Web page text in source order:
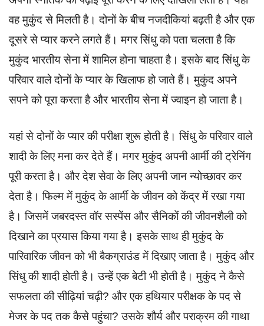
वह मुकुंद से मिलती है। दोनों के बीच नजदीकियां बढ़ती है और एक
दूसरे से प्यार करने लगते हैं। मगर सिंधु को पता चलता है कि
मुकुंद भारतीय सेना में शामिल होना चाहता है। इसके बाद सिंधु के
परिवार वाले दोनों के प्यार के खिलाफ हो जाते हैं। मुकुंद अपने
सपने को पूरा करता है और भारतीय सेना में ज्वाइन हो जाता है।
यहां से दोनों के प्यार की परीक्षा शुरू होती है। सिंधु के परिवार वाले
शादी के लिए मना कर देते हैं। मगर मुकुंद अपनी आर्मी की ट्रेनिंग
पूरी करता है। और देश सेवा के लिए अपनी जान न्योच्छावर कर
देता है। फिल्म में मुकुंद के आर्मी के जीवन को केंद्र में रखा गया
है। जिसमें जबरदस्त वॉर सस्पेंस और सैनिकों की जीवनशैली को
दिखाने का प्रयास किया गया है। इसके साथ ही मुकुंद के
पारिवारिक जीवन को भी बैकग्राउंड में दिखाए जाता है। मुकुंद और
सिंधु की शादी होती है। उन्हें एक बेटी भी होती है। मुकुंद ने कैसे
सफलता की सीढ़ियां चढ़ी? और एक हथियार परीक्षक के पद से
मेजर के पद तक कैसे पहुंचा? उसके शौर्य और पराक्रम की गाथा